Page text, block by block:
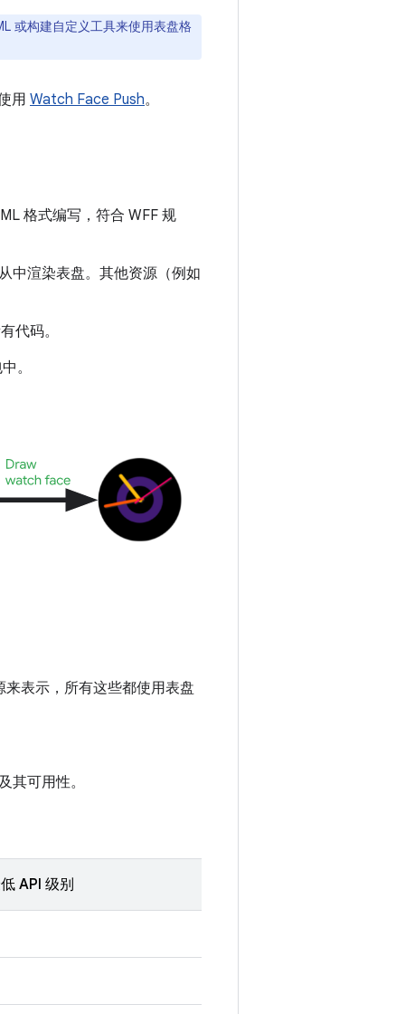
或构建自定义工具来使用表盘格
用 Watch Face Push。
格式编写，符合 WFF 规
中渲染表盘。其他资源（例如
代码。
。
表示，所有这些都使用表盘
其可用性。
API 级别